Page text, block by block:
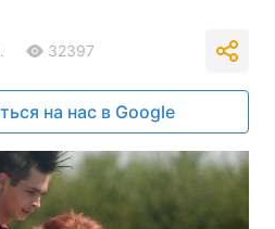
32397
на нас в Google